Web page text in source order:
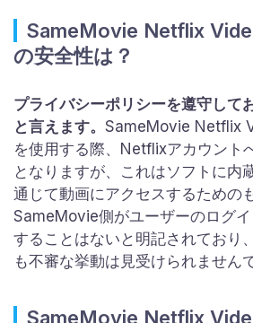
SameMovie Netflix
の安全性は？
プライバシーポリシーを遵守して
と言えます。 SameMovie Netflix
を使用する際、Netflixアカウント
となりますが、これはソフトに内
通じて動画にアクセスするための
SameMovie側がユーザーのログ
することはないと明記されており
も不審な挙動は見受けられません
SameMovie Netflix